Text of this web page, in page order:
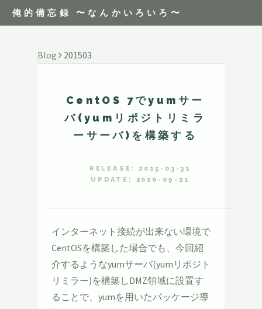
俺的備忘録 〜なんかいろいろ〜
Blog 201503
CentOS 7でyumサー
バ(yumリポジトリミラ
ーサーバ)を構築する
RELEASE: 2015-03-31
UPDATE: 2020-09-21
インターネット接続が出来ない環境で
CentOSを構築した場合でも、今回紹
介するようなyumサーバ(yumリポジト
リミラー)を構築しDMZ領域に設置す
ることで、yumを用いたパッケージ導